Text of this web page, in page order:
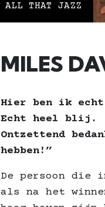
ALL THAT JAZZ
MILES
Hier ben ik
Echt heel blij.
Ontzettend
hebben!”
De persoon die
als na het